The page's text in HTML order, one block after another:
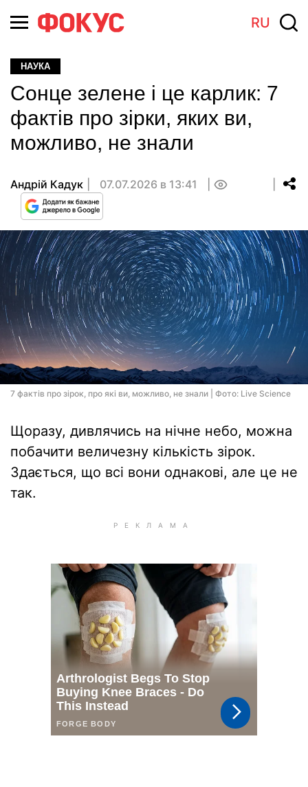
RU
НАУКА
Сонце зелене і це карлик: 7
фактів про зірки, яких ви,
можливо, не знали
Андрій Кадук 07.07.2026 в 13:41
7 фактів про зірок, про які ви, можливо, не знали | Фото: Live Science
Щоразу, дивлячись на нічне небо, можна
побачити величезну кількість зірок.
Здається, що всі вони однакові, але це не
так.